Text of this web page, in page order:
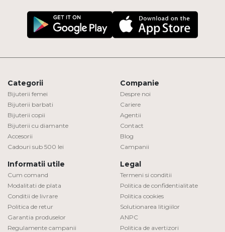
Categorii
Bijuterii femei
Bijuterii barbati
Bijuterii copii
Bijuterii cu diamante
Accesorii
Cadouri sub 500 lei
Companie
Despre noi
Cariere
Agentii
Contact
Blog
Campanii
Informatii utile
Cum comand
Modalitati de plata
Conditii de livrare
Politica de retur
Garantia produselor
Regulamente campanii
Legal
Termeni si conditii
Politica de confidentialitate
Politica cookies
Solutionarea litigiilor
ANPC
Politica de avertizori